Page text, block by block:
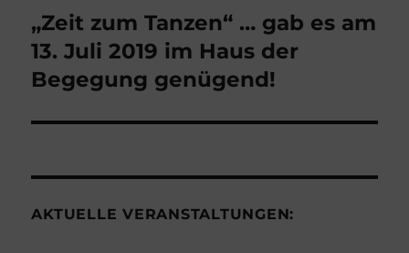
„Zeit zum Tanzen“ … gab es am
13. Juli 2019 im Haus der
Begegung genügend!
AKTUELLE VERANSTALTUNGEN: